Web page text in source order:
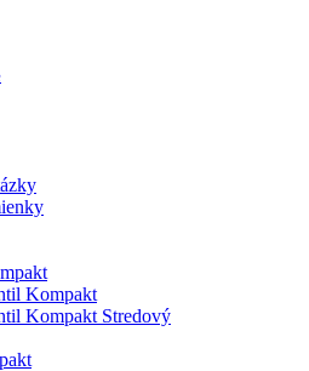
Kompakt
Kompakt Stredový